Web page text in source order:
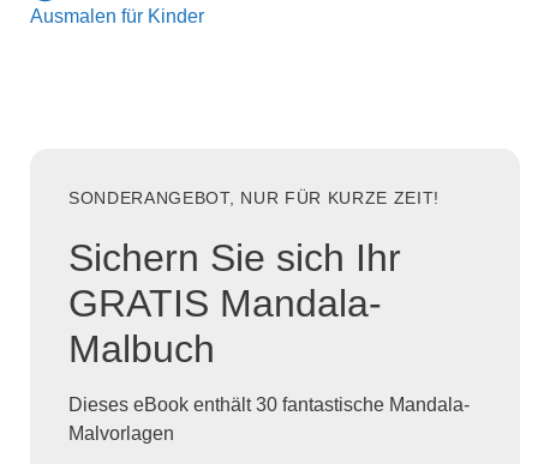
Ausmalen für Kinder
SONDERANGEBOT, NUR FÜR KURZE ZEIT!
Sichern Sie sich Ihr
GRATIS Mandala-
Malbuch
Dieses eBook enthält 30 fantastische Mandala-
Malvorlagen